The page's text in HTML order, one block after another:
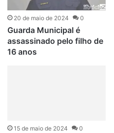
20 de maio de 2024 0
Guarda Municipal é
assassinado pelo filho de
16 anos
15 de maio de 2024 0